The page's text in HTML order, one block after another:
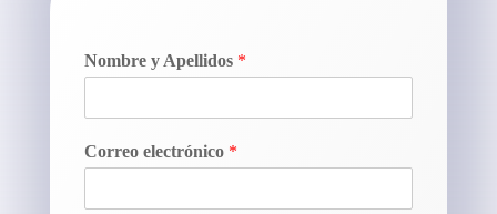
Nombre y Apellidos *
Correo electrónico *